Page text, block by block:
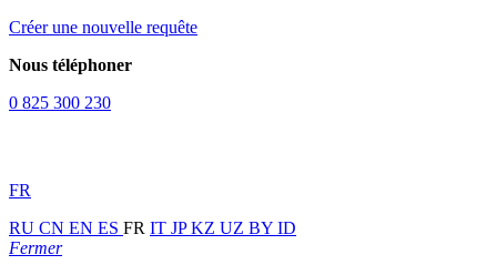
Créer une nouvelle requête
Nous téléphoner
0 825 300 230
FR
RU CN EN ES FR IT JPKZ UZ BY ID
Fermer